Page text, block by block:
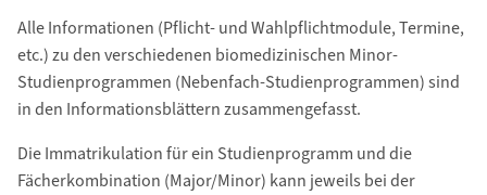
Alle Informationen (Pflicht- und Wahlpflichtmodule, Termine,
etc.) zu den verschiedenen biomedizinischen Minor-
Studienprogrammen (Nebenfach-Studienprogrammen) sind
in den Informationsblättern zusammengefasst.
Die Immatrikulation für ein Studienprogramm und die
Fächerkombination (Major/Minor) kann jeweils bei der